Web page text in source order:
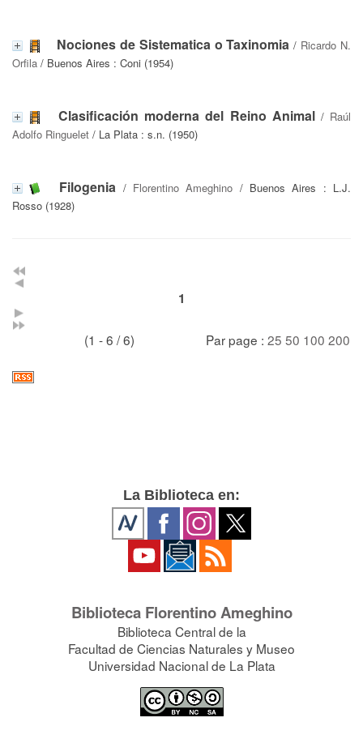
Nociones de Sistematica o Taxinomia / Ricardo N.
Orfila / Buenos Aires : Coni (1954)
Clasificación moderna del Reino Animal/ Raúl
Adolfo Ringuelet / La Plata : s.n. (1950)
Filogenia / Florentino Ameghino / Buenos Aires : L.J.
Rosso (1928)
1
(1 - 6 / 6) Par page : 25 50 100 200
La Biblioteca en:
Biblioteca Florentino Ameghino
Biblioteca Central de la
Facultad de Ciencias Naturales y Museo
Universidad Nacional de La Plata